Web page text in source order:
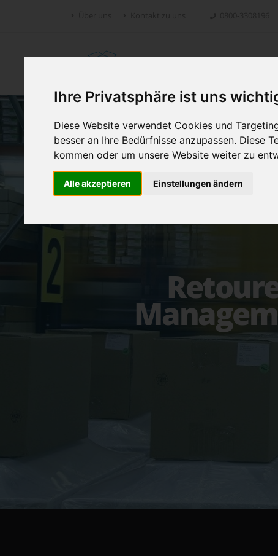
Ihre Privatsphäre ist uns
Diese Website verwendet Cookies und
besser an Ihre Bedürfnisse anzupassen. Diese
kommen oder um unsere Website weiter zu
Alle akzeptieren Einstellungen ändern
Retoure.online